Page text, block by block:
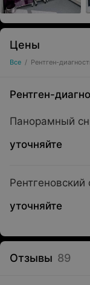
Цены
Все / Рентген-
Рентген-
Панорамный
уточняйте
Рентгеновский
уточняйте
Отзывы 89